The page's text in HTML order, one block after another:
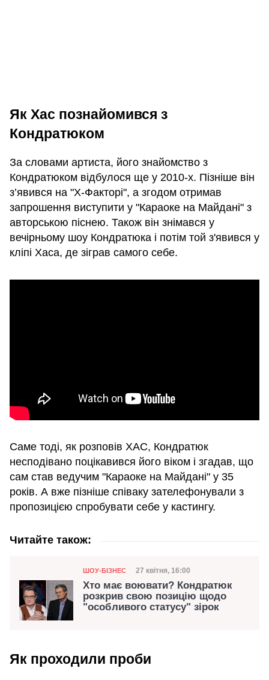
Як Хас познайомився з
Кондратюком
За словами артиста, його знайомство з
Кондратюком відбулося ще у 2010-х. Пізніше він
з’явився на "Х-Факторі", а згодом отримав
запрошення виступити у "Караоке на Майдані" з
авторською піснею. Також він знімався у
вечірньому шоу Кондратюка і потім той з'явився у
кліпі Хаса, де зіграв самого себе.
Саме тоді, як розповів ХАС, Кондратюк
несподівано поцікавився його віком і згадав, що
сам став ведучим "Караоке на Майдані" у 35
років. А вже пізніше співаку зателефонували з
пропозицією спробувати себе у кастингу.
Читайте також:
Категорія
ШОУ-БІЗНЕС Дата публікації
27 квітня, 16:00
Хто має воювати? Кондратюк
розкрив свою позицію щодо
"особливого статусу" зірок
Як проходили проби